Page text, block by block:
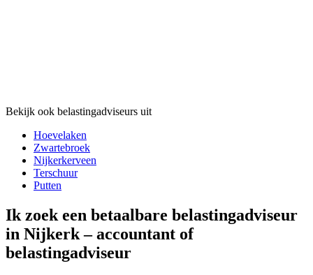
Bekijk ook belastingadviseurs uit
Hoevelaken
Zwartebroek
Nijkerkerveen
Terschuur
Putten
Ik zoek een betaalbare belastingadviseur
in Nijkerk – accountant of
belastingadviseur